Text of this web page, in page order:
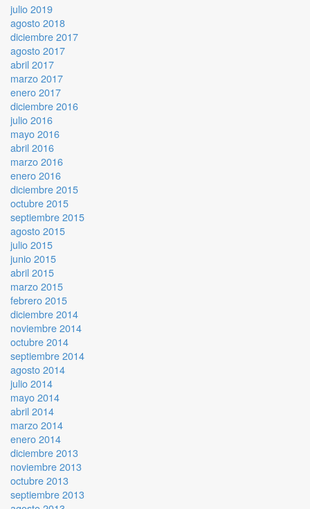
julio 2019
agosto 2018
diciembre 2017
agosto 2017
abril 2017
marzo 2017
enero 2017
diciembre 2016
julio 2016
mayo 2016
abril 2016
marzo 2016
enero 2016
diciembre 2015
octubre 2015
septiembre 2015
agosto 2015
julio 2015
junio 2015
abril 2015
marzo 2015
febrero 2015
diciembre 2014
noviembre 2014
octubre 2014
septiembre 2014
agosto 2014
julio 2014
mayo 2014
abril 2014
marzo 2014
enero 2014
diciembre 2013
noviembre 2013
octubre 2013
septiembre 2013